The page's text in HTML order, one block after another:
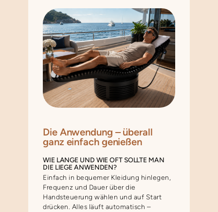
Die Anwendung – überall
ganz einfach genießen
WIE LANGE UND WIE OFT SOLLTE MAN
DIE LIEGE ANWENDEN?
Einfach in bequemer Kleidung hinlegen,
Frequenz und Dauer über die
Handsteuerung wählen und auf Start
drücken. Alles läuft automatisch –